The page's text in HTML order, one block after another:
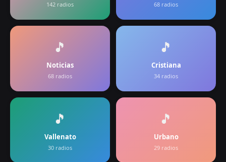
142 radios 68 radios
🎵
Noticias
68 radios
🎵
Cristiana
34 radios
🎵
Vallenato
30 radios
🎵
Urbano
29 radios